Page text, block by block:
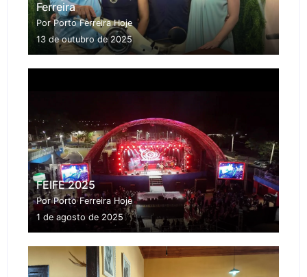
Ferreira
Por Porto Ferreira Hoje
13 de outubro de 2025
FEIFE 2025
Por Porto Ferreira Hoje
1 de agosto de 2025